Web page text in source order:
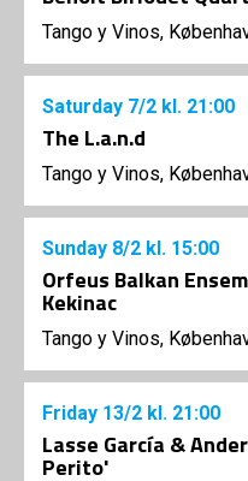
Tango y Vinos,
Saturday 7/2 kl. 21:00
The L.a.n.d
Tango y Vinos,
Sunday 8/2 kl. 15:00
Orfeus Balkan
Kekinac
Tango y Vinos,
Friday 13/2 kl. 21:00
Lasse García &
Perito'